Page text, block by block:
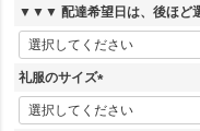
須
)
▼▼▼ 配達希望日は、後ほど
礼服のサイズ
(
必